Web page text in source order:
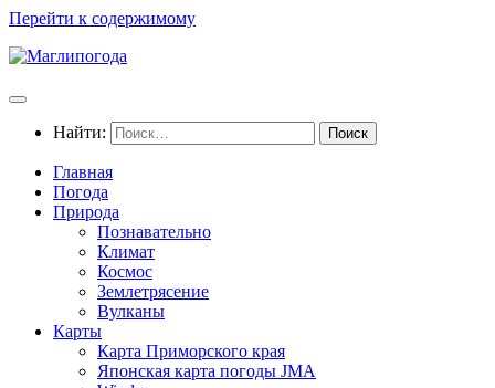
Перейти к содержимому
Найти:
Главная
Погода
Природа
Познавательно
Климат
Космос
Землетрясение
Вулканы
Карты
Карта Приморского края
Японская карта погоды JMA